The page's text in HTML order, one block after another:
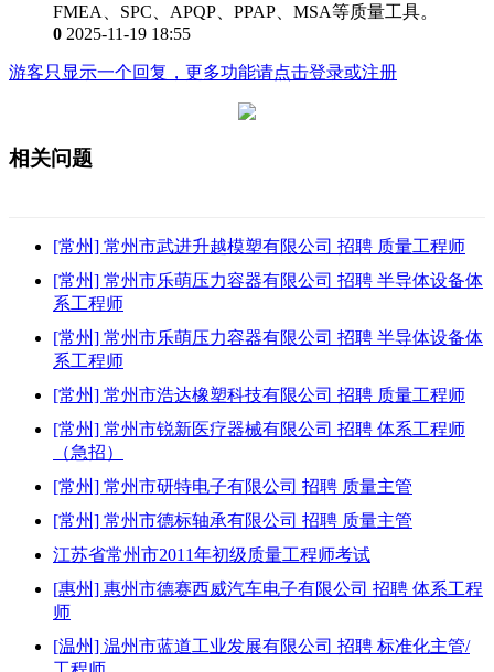
FMEA、SPC、APQP、PPAP、MSA等质量工具。
0 2025-11-19 18:55
游客只显示一个回复，更多功能请点击登录或注册
相关问题
[常州] 常州市武进升越模塑有限公司 招聘 质量工程师
[常州] 常州市乐萌压力容器有限公司 招聘 半导体设备体
系工程师
[常州] 常州市乐萌压力容器有限公司 招聘 半导体设备体
系工程师
[常州] 常州市浩达橡塑科技有限公司 招聘 质量工程师
[常州] 常州市锐新医疗器械有限公司 招聘 体系工程师
（急招）
[常州] 常州市研特电子有限公司 招聘 质量主管
[常州] 常州市德标轴承有限公司 招聘 质量主管
江苏省常州市2011年初级质量工程师考试
[惠州] 惠州市德赛西威汽车电子有限公司 招聘 体系工程
师
[温州] 温州市蓝道工业发展有限公司 招聘 标准化主管/